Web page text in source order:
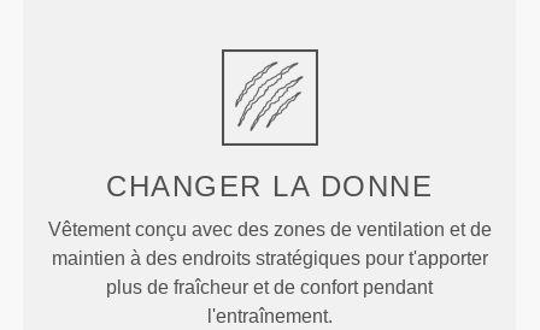
CHANGER LA DONNE
Vêtement conçu avec des zones de ventilation et de
maintien à des endroits stratégiques pour t'apporter
plus de fraîcheur et de confort pendant
l'entraînement.